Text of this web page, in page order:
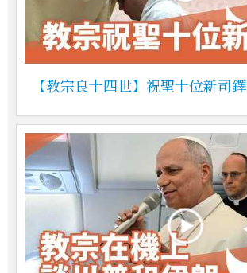
【教宗良十四世】祝聖十位新司鐸